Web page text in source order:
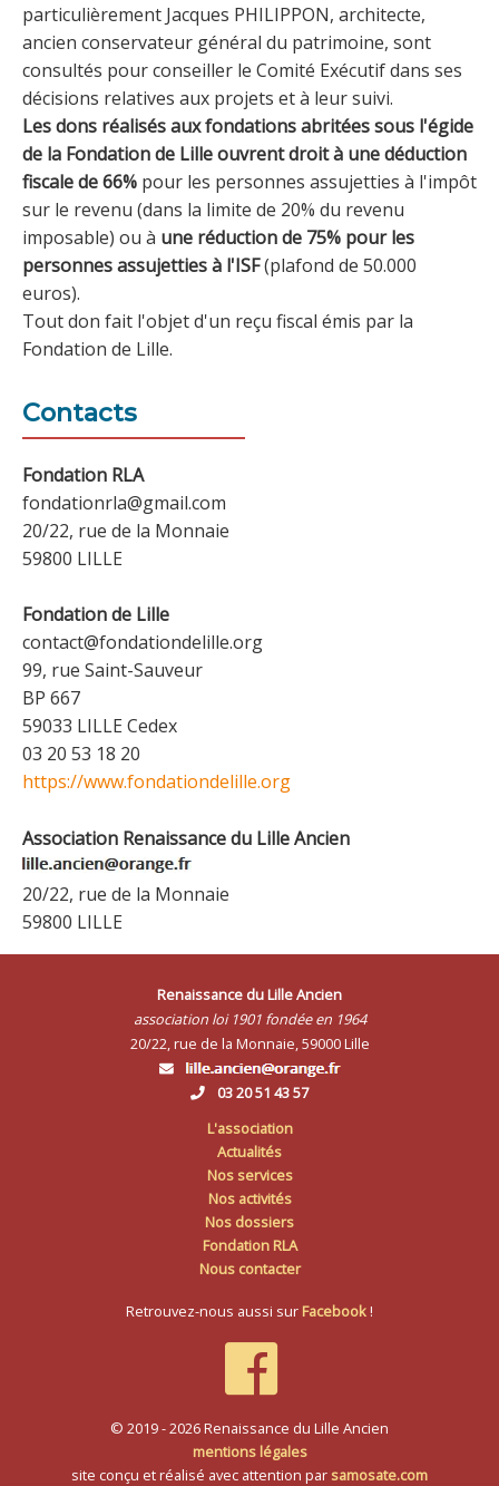
particulièrement Jacques PHILIPPON, architecte,
ancien conservateur général du patrimoine, sont
consultés pour conseiller le Comité Exécutif dans ses
décisions relatives aux projets et à leur suivi.
Les dons réalisés aux fondations abritées sous l'égide
de la Fondation de Lille ouvrent droit à une déduction
fiscale de 66% pour les personnes assujetties à l'impôt
sur le revenu (dans la limite de 20% du revenu
imposable) ou à une réduction de 75% pour les
personnes assujetties à l'ISF(plafond de 50.000
euros).
Tout don fait l'objet d'un reçu fiscal émis par la
Fondation de Lille.
Contacts
Fondation RLA
fondationrla@gmail.com
20/22, rue de la Monnaie
59800 LILLE
Fondation de Lille
contact@fondationdelille.org
99, rue Saint-Sauveur
BP 667
59033 LILLE Cedex
03 20 53 18 20
https://www.fondationdelille.org
Association Renaissance du Lille Ancien
20/22, rue de la Monnaie
59800 LILLE
Renaissance du Lille Ancien
association loi 1901 fondée en 1964
20/22, rue de la Monnaie, 59000 Lille
03 20 51 43 57
L'association
Actualités
Nos services
Nos activités
Nos dossiers
Fondation RLA
Nous contacter
Retrouvez-nous aussi sur Facebook!
© 2019 - 2026 Renaissance du Lille Ancien
mentions légales
site conçu et réalisé avec attention par samosate.com